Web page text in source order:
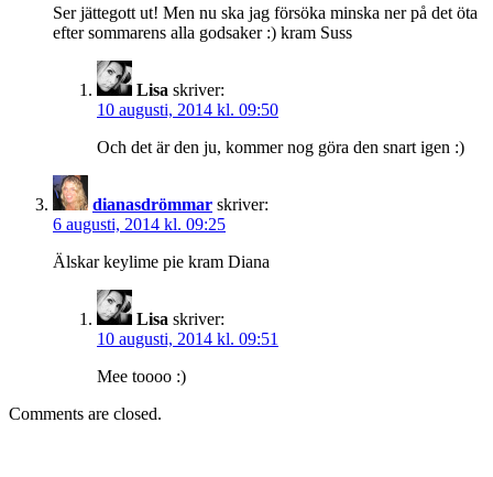
Ser jättegott ut! Men nu ska jag försöka minska ner på det öta
efter sommarens alla godsaker :) kram Suss
Lisa skriver:
10 augusti, 2014 kl. 09:50
Och det är den ju, kommer nog göra den snart igen :)
dianasdrömmar skriver:
6 augusti, 2014 kl. 09:25
Älskar keylime pie kram Diana
Lisa skriver:
10 augusti, 2014 kl. 09:51
Mee toooo :)
Comments are closed.